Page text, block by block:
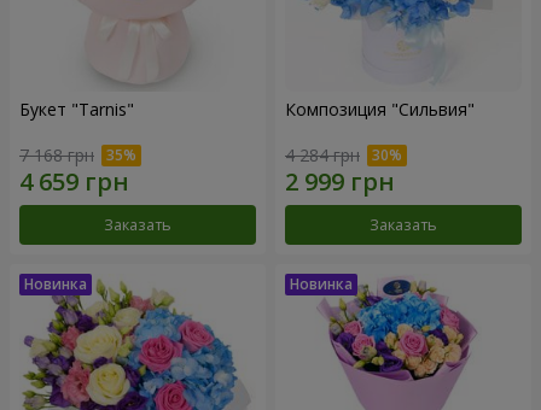
Букет "Tarnis"
7 168 грн
Заказать
Композиция "Сильвия"
4 284 грн
Заказать